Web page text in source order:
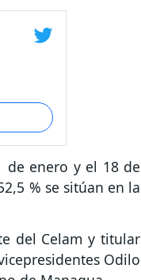
de enero y el 18 de
% se sitúan en la
del Celam y titular
Odilo